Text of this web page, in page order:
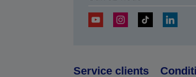
Service clients